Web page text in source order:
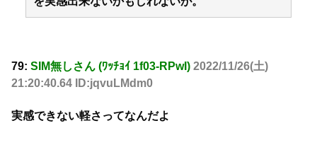
79: SIM無しさん (ﾜｯﾁｮｲ 1f03-RPwI) 2022/11/26(土)
21:20:40.64 ID:jqvuLMdm0
実感できない軽さってなんだよ